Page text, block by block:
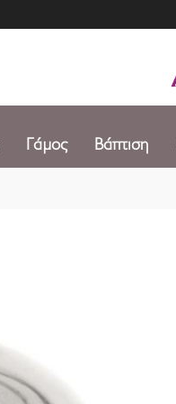
Γάμος Βάπτιση